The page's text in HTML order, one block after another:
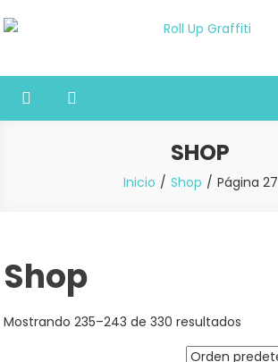
al
artes
SHOP
Inicio Shop Página 27
Shop
Mostrando 235–243 de 330 resultados